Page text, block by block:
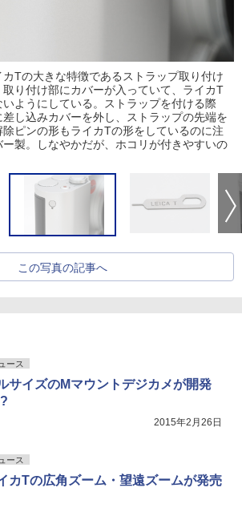
Tの大きな特徴であるストラップ取り付け
り付け部にカバーが入っていて、ライカT
ようにしている。ストラップを付ける際
し込みカバーを外し、ストラップの先端を
ピンの形もライカTの形をしているのに注
製。しなやかだが、ホコリが付きやすいの
この写真の記事へ
ース
サイズのMマウントデジカメが開発
2015年2月26日
ース
カTの広角ズーム・望遠ズームが発売